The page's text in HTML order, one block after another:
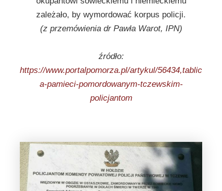
zależało, by wymordować korpus policji.
(z przemówienia dr Pawła Warot, IPN)
źródło:
https://www.portalpomorza.pl/artykul/56434,tablic
a-pamieci-pomordowanym-tczewskim-
policjantom